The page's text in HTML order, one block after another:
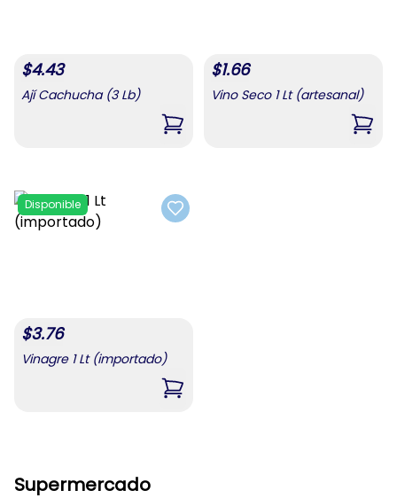
$4.43
Ají Cachucha (3 Lb)
,Ají Cachucha (3 Lb)
$1.66
Vino Seco 1 Lt (artesanal)
,
Add to favorites
Disponible
$3.76
Vinagre 1 Lt (importado)
,Vinagre 1 Lt (importado)
Supermercado